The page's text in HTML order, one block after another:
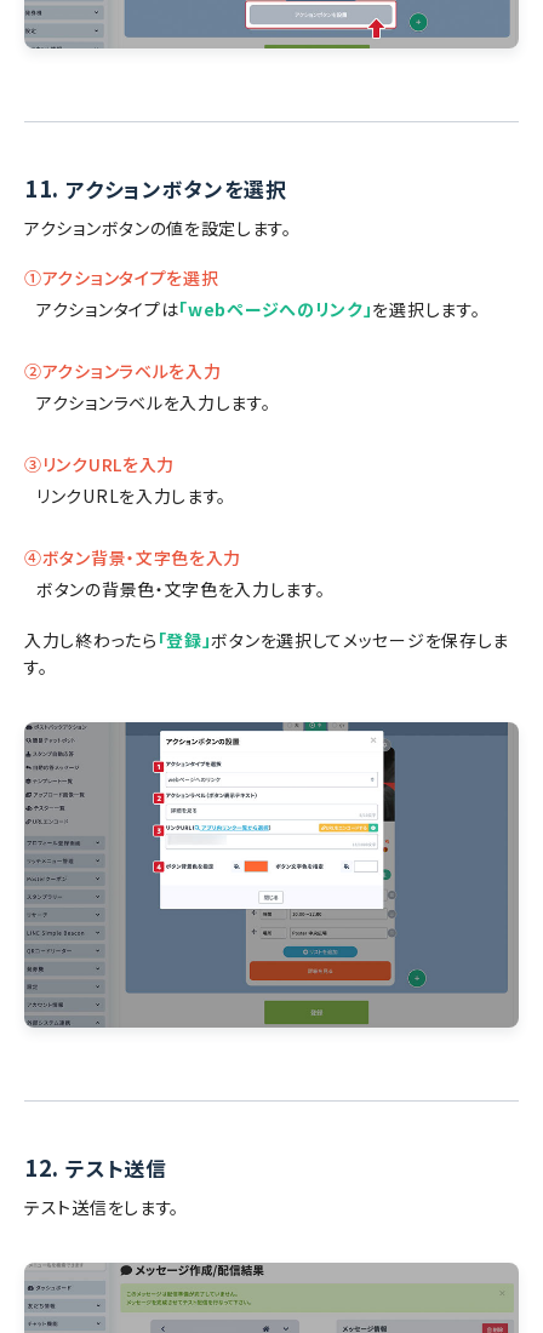
11. アクションボタンを選択
アクションボタンの値を設定します。
①アクションタイプを選択
アクションタイプは「webページへのリンク」を選択します。
②アクションラベルを入力
アクションラベルを入力します。
③リンクURLを入力
リンクURLを入力します。
④ボタン背景・文字色を入力
ボタンの背景色・文字色を入力します。
入力し終わったら 「登録」ボタンを選択してメッセージを保存しま
す。
12. テスト送信
テスト送信をします。